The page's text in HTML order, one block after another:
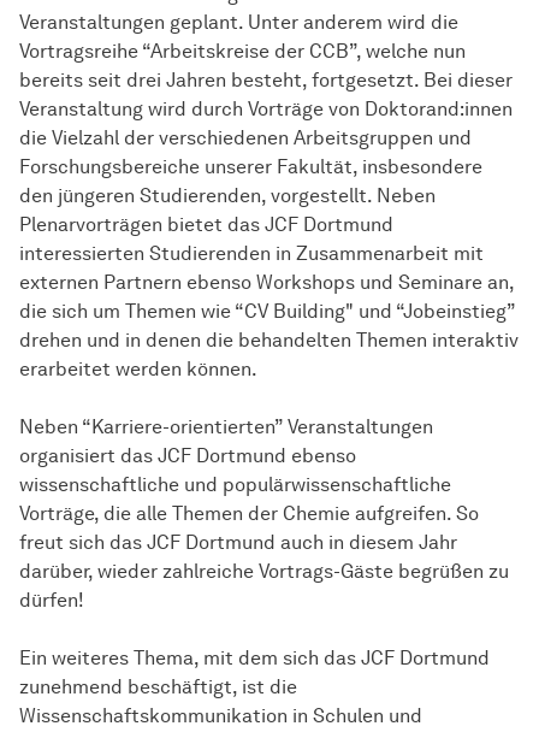
Veranstaltungen geplant. Unter anderem wird die
Vortragsreihe “Ar­beits­krei­se der CCB”, welche nun
bereits seit drei Jahren besteht, fortgesetzt. Bei dieser
Veranstaltung wird durch Vorträge von Doktorand:innen
die Vielzahl der verschiedenen Arbeitsgruppen und
Forschungsbereiche unserer Fakultät, insbesondere
den jüngeren Studierenden, vorgestellt. Neben
Plenarvorträgen bietet das JCF Dortmund
interessierten Studierenden in Zusammenarbeit mit
externen Partnern ebenso Workshops und Seminare an,
die sich um Themen wie “CV Building" und “Jobeinstieg”
drehen und in denen die behandelten Themen interaktiv
erarbeitet werden können.
Neben “Karriere-orientierten” Veranstaltungen
organisiert das JCF Dortmund ebenso
wissenschaftliche und populärwissenschaftliche
Vorträge, die alle Themen der Chemie aufgreifen. So
freut sich das JCF Dortmund auch in diesem Jahr
darüber, wieder zahlreiche Vortrags-Gäste begrüßen zu
dürfen!
Ein weiteres Thema, mit dem sich das JCF Dortmund
zunehmend beschäftigt, ist die
Wissenschaftskommunikation in Schulen und